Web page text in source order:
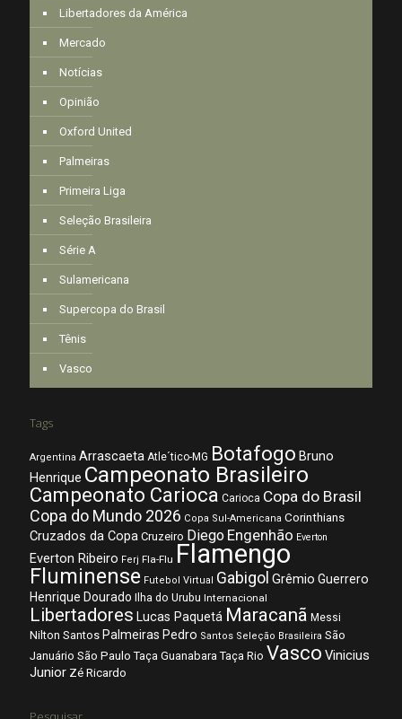
Libertadores da América
Mercado
Notícias
Opinião
Oxford United
Palmeiras
Primeira Liga
Seleção Brasileira
Série A
Sulamericana
Supercopa do Brasil
Tênis
Vasco
Tags
Argentina Arrascaeta Atle´tico-MG Botafogo Bruno
Henrique Campeonato Brasileiro
Campeonato Carioca Carioca Copa do Brasil
Copa do Mundo 2026 Copa Sul-Americana Corinthians
Cruzados da Copa Cruzeiro Diego Engenhão Everton
Everton Ribeiro Ferj Fla-Flu Flamengo
Fluminense Futebol Virtual Gabigol Grêmio Guerrero
Henrique Dourado Ilha do Urubu Internacional
Libertadores Lucas Paquetá Maracanã Messi
Nilton Santos Palmeiras Pedro Santos Seleção Brasileira São
Januário São Paulo Taça Guanabara Taça Rio Vasco Vinicius
Junior Zé Ricardo